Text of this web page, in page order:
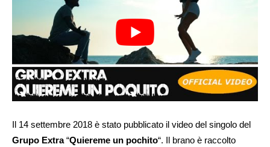
Il 14 settembre 2018 è stato pubblicato il video del singolo del
Grupo Extra“Quiereme un pochito“. Il brano è raccolto